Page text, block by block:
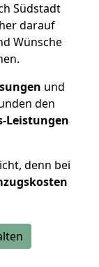
Südstadt
darauf
Wünsche
und
den
Leistungen
denn bei